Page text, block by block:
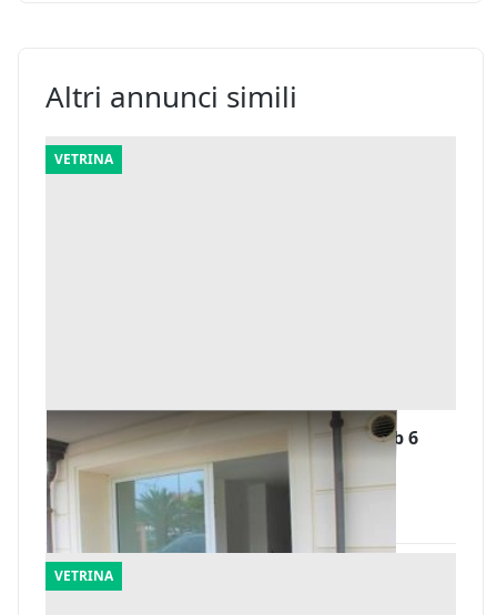
Altri annunci simili
VETRINA
#7918 Locale commerciale di 53 mq - sub 6
Camaiore (Lucca)
Offerta minima
100.000 €
VETRINA